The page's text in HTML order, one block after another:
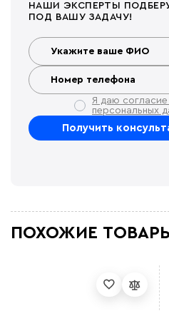
НАШИ ЭКСПЕРТЫ
ПОД ВАШУ ЗАДАЧУ!
Я даю
персональных
ПОХОЖИЕ